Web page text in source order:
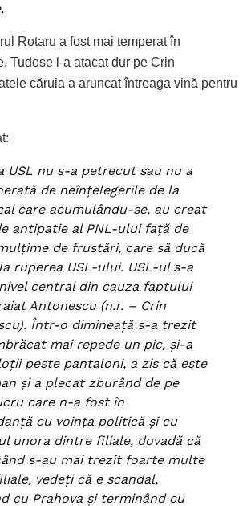
Rotaru a fost mai temperat în
Tudose l-a atacat dur pe Crin
căruia a aruncat întreaga vină pentru
USL nu s-a petrecut sau nu a
de neînţelegerile de la
care acumulându-se, au creat
antipatie al PNL-ului faţă de
de frustări, care să ducă
ruperea USL-ului. USL-ul s-a
central din cauza faptului
Antonescu (n.r. – Crin
Într-o dimineaţă s-a trezit
mai repede un pic, şi-a
peste pantaloni, a zis că este
şi a plecat zburând de pe
care n-a fost în
cu voinţa politică şi cu
unora dintre filiale, dovadă că
s-au mai trezit foarte multe
vedeţi că e scandal,
cu Prahova şi terminând cu